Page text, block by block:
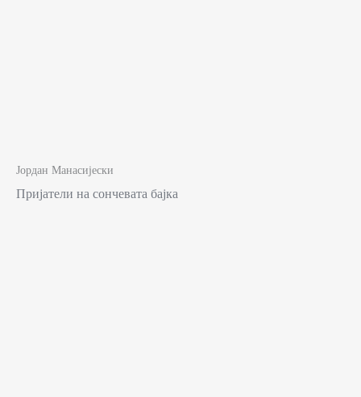
Јордан Манасијески
Пријатели на сончевата бајка